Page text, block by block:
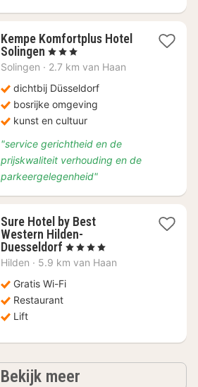
Kempe Komfortplus Hotel
Solingen 1
nacht
€
81
, 3 Sterren
Solingen · 2.7 km van Haan
dichtbij Düsseldorf
bosrijke omgeving
kunst en cultuur
"service gerichtheid en de
prijskwaliteit verhouding en de
parkeergelegenheid"
Sure Hotel by Best
Western Hilden-
Duesseldorf 1
nacht
€
, 4 Sterren
Hilden · 5.9 km van Haan
Gratis Wi-Fi
Restaurant
Lift
Bekijk meerhotels